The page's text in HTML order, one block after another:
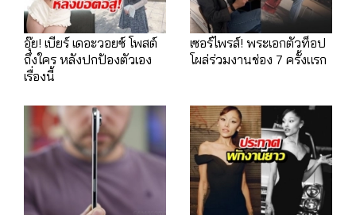
อุ๊ย! เบียร์ เดอะวอยซ์ โพสต์
ถึงใคร หลังปกป้องตัวเอง
เรื่องนี้
เซอร์ไพรส์! พระเอกตัวท็อป
โผล่ร่วมงานช่อง 7 ครั้งแรก